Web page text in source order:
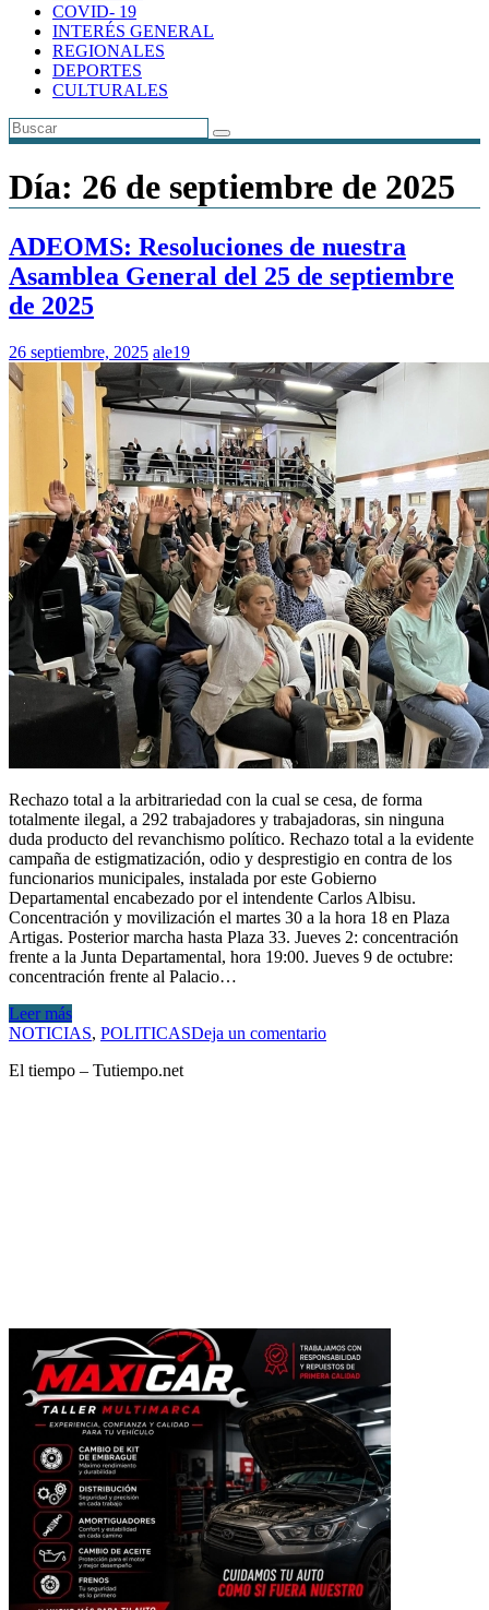
COVID- 19
INTERÉS GENERAL
REGIONALES
DEPORTES
CULTURALES
Día: 26 de septiembre de 2025
ADEOMS: Resoluciones de nuestra
Asamblea General del 25 de septiembre
de 2025
26 septiembre, 2025 ale19
Rechazo total a la arbitrariedad con la cual se cesa, de forma
totalmente ilegal, a 292 trabajadores y trabajadoras, sin ninguna
duda producto del revanchismo político. Rechazo total a la evidente
campaña de estigmatización, odio y desprestigio en contra de los
funcionarios municipales, instalada por este Gobierno
Departamental encabezado por el intendente Carlos Albisu.
Concentración y movilización el martes 30 a la hora 18 en Plaza
Artigas. Posterior marcha hasta Plaza 33. Jueves 2: concentración
frente a la Junta Departamental, hora 19:00. Jueves 9 de octubre:
concentración frente al Palacio…
Leer más
NOTICIAS, POLITICASDeja un comentario
El tiempo – Tutiempo.net